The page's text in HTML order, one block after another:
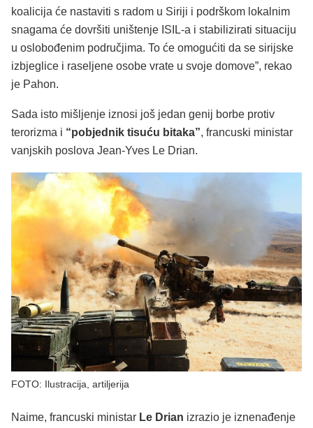
koalicija će nastaviti s radom u Siriji i podrškom lokalnim
snagama će dovršiti uništenje ISIL-a i stabilizirati situaciju
u oslobođenim područjima. To će omogućiti da se sirijske
izbjeglice i raseljene osobe vrate u svoje domove”, rekao
je Pahon.
Sada isto mišljenje iznosi još jedan genij borbe protiv
terorizma i “pobjednik tisuću bitaka”, francuski ministar
vanjskih poslova Jean-Yves Le Drian.
FOTO: Ilustracija, artiljerija
Naime, francuski ministar Le Drian izrazio je iznenađenje